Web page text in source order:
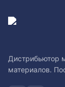
Дистрибьютор
материалов.